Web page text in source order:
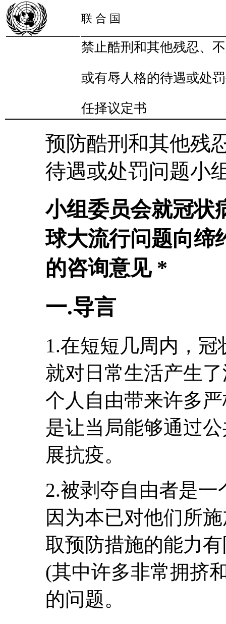
联 合 国
禁止酷刑和其他残忍、
或有辱人格的待遇或处
任择议定书
预防酷刑和其他残
待遇或处罚问题小
小组委员会就冠状
球大流行问题向缔
的咨询意见 *
一.导言
1.在短短几周内，
就对日常生活产生
个人自由带来许多
是让当局能够通过
展抗疫。
2.被剥夺自由者是
因为本已对他们所
取预防措施的能力
(其中许多非常拥挤
的问题。